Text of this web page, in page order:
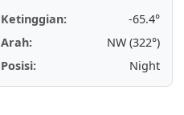
Ketinggian:
-65.4°
Arah:
NW (322°)
Posisi:
Night